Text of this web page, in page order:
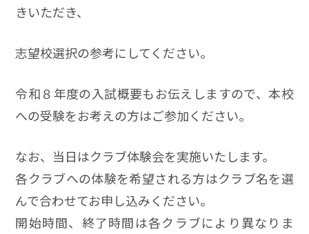
きいただき、
志望校選択の参考にしてください。
令和８年度の入試概要もお伝えしますので、本校
への受験をお考えの方はご参加ください。
なお、当日はクラブ体験会を実施いたします。
各クラブへの体験を希望される方はクラブ名を選
んで合わせてお申し込みください。
開始時間、終了時間は各クラブにより異なりま